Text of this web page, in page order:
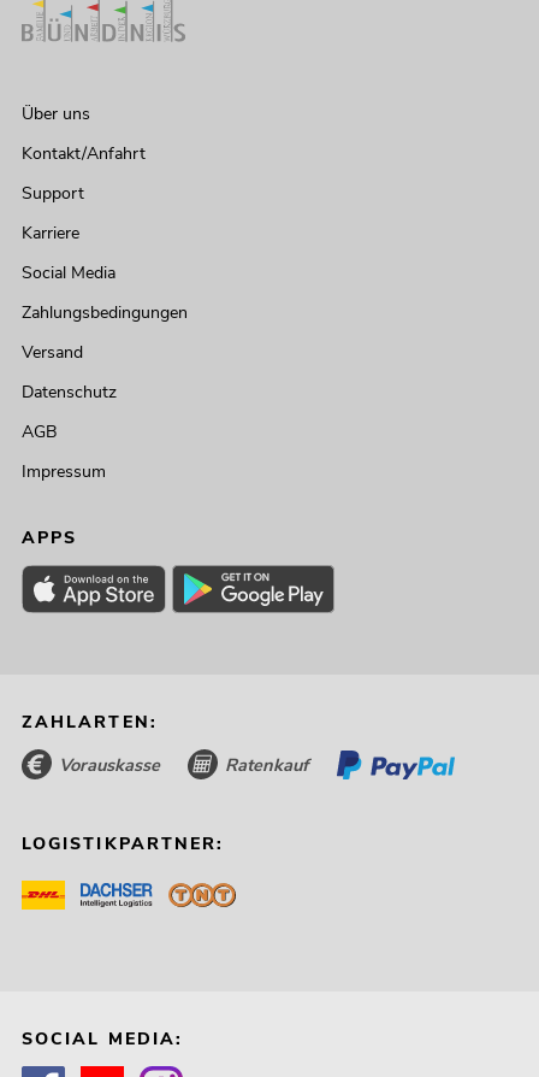
Über uns
Kontakt/Anfahrt
Support
Karriere
Social Media
Zahlungsbedingungen
Versand
Datenschutz
AGB
Impressum
APPS
ZAHLARTEN:
Vorauskasse Ratenkauf
LOGISTIKPARTNER:
SOCIAL MEDIA: